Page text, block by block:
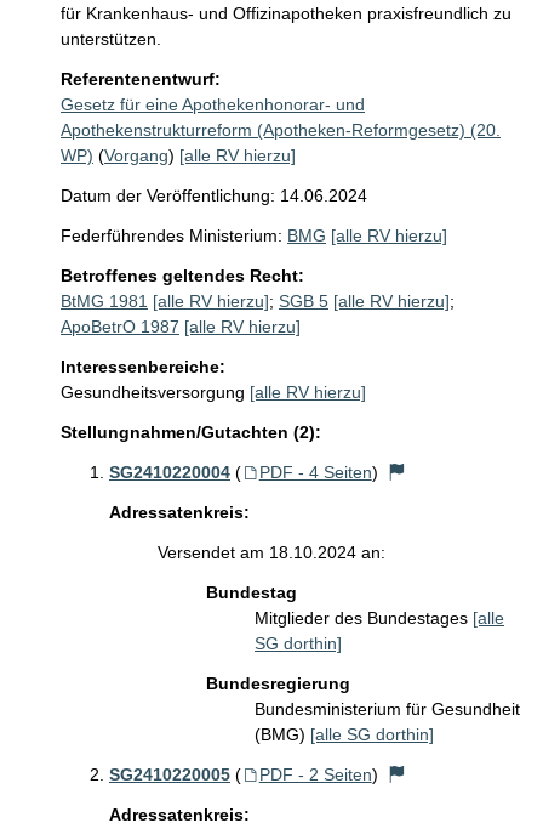
für Krankenhaus- und Offizinapotheken praxisfreundlich zu
unterstützen.
Referentenentwurf:
Gesetz für eine Apothekenhonorar- und
Apothekenstrukturreform (Apotheken-Reformgesetz) (20.
WP) (Vorgang) [alle RV hierzu]
Datum der Veröffentlichung: 14.06.2024
Federführendes Ministerium: BMG [alle RV hierzu]
Betroffenes geltendes Recht:
BtMG 1981 [alle RV hierzu]; SGB 5 [alle RV hierzu];
ApoBetrO 1987 [alle RV hierzu]
Interessenbereiche:
Gesundheitsversorgung [alle RV hierzu]
Stellungnahmen/Gutachten (2):
SG2410220004 ( PDF - 4 Seiten)
Adressatenkreis:
Versendet am 18.10.2024 an:
Bundestag
Mitglieder des Bundestages [alle
SG dorthin]
Bundesregierung
Bundesministerium für Gesundheit
(BMG) [alle SG dorthin]
SG2410220005 ( PDF - 2 Seiten)
Adressatenkreis: